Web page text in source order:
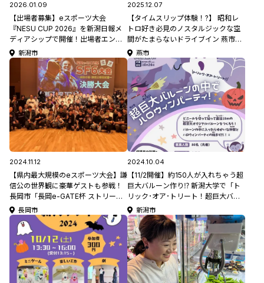
2026.01.09
【出場者募集】eスポーツ大会
『NESU CUP 2026』を新潟日報メ
ディアシップで開催！出場者エント
リーは1/15まで
新潟市
2025.12.07
【タイムスリップ体験！?】 昭和レ
トロ好き必見のノスタルジックな空
間がたまらないドライブイン 燕市
「公楽園」
燕市
2024.11.12
【県内最大規模のeスポーツ大会】謙
信公の世界観に豪華ゲストも参戦！
長岡市「長岡e-GATE杯 ストリート
ファイター6大会～越後の龍・謙信公
御前試合～」会場レポート
長岡市
2024.10.04
【11/2開催】約150人が入れちゃう超
巨大バルーン作り⁉ 新潟大学で「ト
リック･オア･トリート！超巨大バル
ーンの中でハロウィンパーティー！
👻」開催！#学生団体CANs #小学生
向けイベント
新潟市